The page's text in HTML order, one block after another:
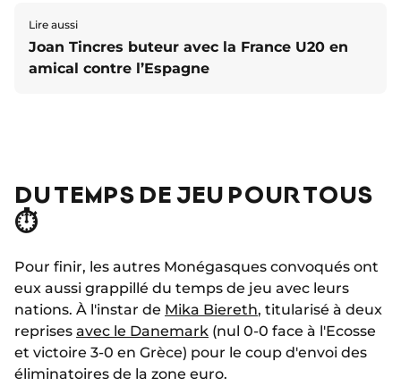
Lire aussi
Joan Tincres buteur avec la France U20 en
amical contre l’Espagne
DU TEMPS DE JEU POUR TOUS
⏱️
Pour finir, les autres Monégasques convoqués ont
eux aussi grappillé du temps de jeu avec leurs
nations. À l'instar de Mika Biereth, titularisé à deux
reprises avec le Danemark (nul 0-0 face à l'Ecosse
et victoire 3-0 en Grèce) pour le coup d'envoi des
éliminatoires de la zone euro.